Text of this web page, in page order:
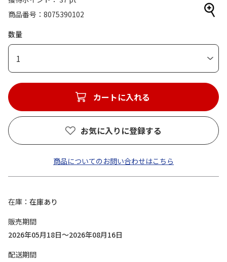
商品番号
8075390102
数量
1
カートに入れる
お気に入りに登録する
商品についてのお問い合わせはこちら
在庫
在庫あり
販売期間
2026年05月18日～2026年08月16日
配送期間